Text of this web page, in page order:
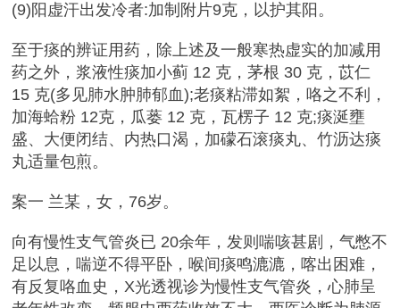
(9)阳虚汗出发冷者:加制附片9克，以护其阳。
至于痰的辨证用药，除上述及一般寒热虚实的加减用
药之外，浆液性痰加小蓟 12 克，茅根 30 克，苡仁
15 克(多见肺水肿肺郁血);老痰粘滞如絮，咯之不利，
加海蛤粉 12克，瓜蒌 12 克，瓦楞子 12 克;痰涎壅
盛、大便闭结、内热口渴，加礞石滚痰丸、竹沥达痰
丸适量包煎。
案一 兰某，女，76岁。
向有慢性支气管炎已 20余年，发则喘咳甚剧，气憋不
足以息，喘逆不得平卧，喉间痰鸣漉漉，喀出困难，
有反复咯血史，X光透视诊为慢性支气管炎，心肺呈